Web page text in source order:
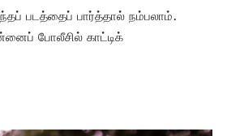
படத்தைப் பார்த்தால் நம்பலாம்.
போலீசில் காட்டிக்